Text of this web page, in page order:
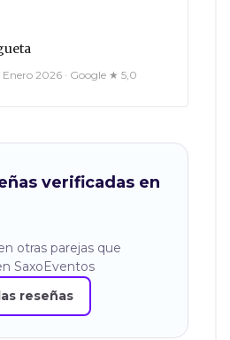
2026 · Google ★ 5,0
verificadas en
otras parejas que
SaxoEventos
reseñas